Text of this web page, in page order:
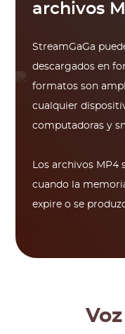
archivos
StreamGaGa
descargados en
formatos son
cualquier
computadoras y
Los archivos MP4
cuando la
expire o se